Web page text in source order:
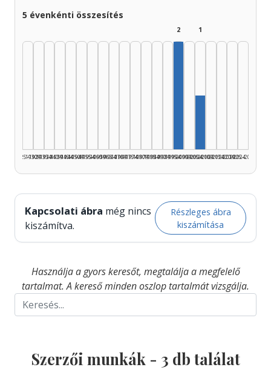
5 évenkénti összesítés
1925–1929
1930–1934
1935–1939
1940–1944
1945–1949
1950–1954
1955–1959
1960–1964
1965–1969
1970–1974
1975–1979
1980–1984
1985–1989
1990–1994
2
1995–1999
2000–2004
1
2005–2009
2010–2014
2015–2019
2020–2024
2025–2026
Kapcsolati ábra még nincs
kiszámítva.
Részleges ábra
kiszámítása
Használja a gyors keresőt, megtalálja a megfelelő
tartalmat. A kereső minden oszlop tartalmát vizsgálja.
Szerzői munkák - 3 db találat